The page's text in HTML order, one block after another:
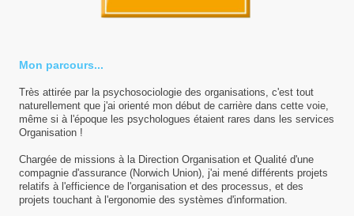
Mon parcours...
Très attirée par la psychosociologie des organisations, c'est tout
naturellement que j'ai orienté mon début de carrière dans cette voie,
même si à l'époque les psychologues étaient rares dans les services
Organisation !
Chargée de missions à la Direction Organisation et Qualité d'une
compagnie d'assurance (Norwich Union), j'ai mené différents projets
relatifs à l'efficience de l'organisation et des processus, et des
projets touchant à l'ergonomie des systèmes d'information.